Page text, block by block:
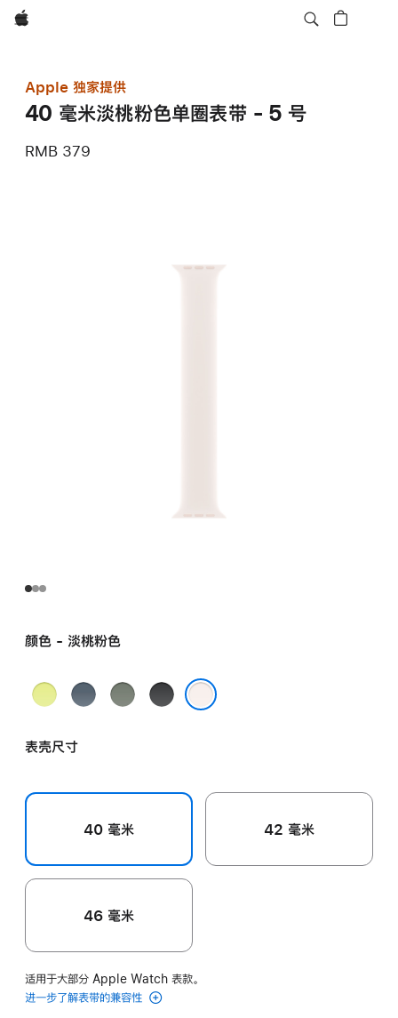
Apple
Apple 独家提供
40 毫米淡桃粉色单圈表带 - 5 号
RMB 379
颜色 - 淡桃粉色
霓
黄
铁
蓝
灰
黑
表壳尺寸
40 毫米 42 毫米
46 毫米
适用于大部分 Apple Watch 表款。
进一步了解表带的兼容性